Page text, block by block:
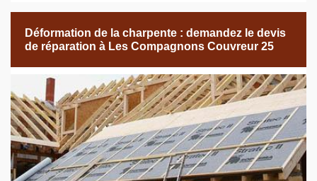
Déformation de la charpente : demandez le devis
de réparation à Les Compagnons Couvreur 25